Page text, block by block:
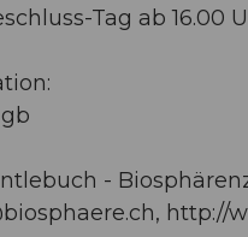
Tag ab 16.00
-
, http://